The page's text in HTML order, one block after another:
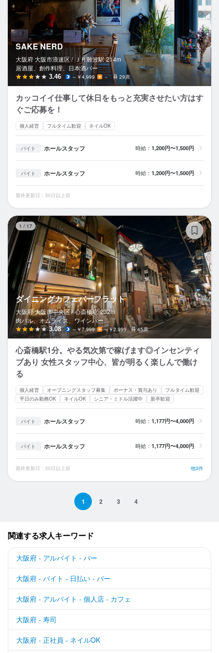
SAKE NERD
大阪府 大阪市浪速区 / ＪＲ難波駅 214m
居酒屋、創作料理、日本酒バー
3.46 ～￥4,999 － 29席
カッコイイ仕事して休日をもっと充実させたい方はす
ぐご応募を！
個人経営 フルタイム歓迎 ネイルOK
バイト ホールスタッフ 時給： 1,200円〜1,500円
バイト ホールスタッフ 時給： 1,200円〜1,500円
最終更新日：30日以上前
1 / 17
ダイニングカフェバーフラット
大阪府 大阪市中央区 / 心斎橋駅 232m
肉バル、オムライス、ワインバー
3.08 ～￥7,999 ～￥2,999 45席
心斎橋駅1分。やる気次第で稼げます◎インセンティ
ブあり 女性スタッフ中心、皆が明るく楽しんで働け
る
個人経営 オープニングスタッフ募集 ボーナス・賞与あり
フルタイム歓迎
平日のみ勤務OK
ネイルOK シニア・ミドル活躍中 新卒歓迎
バイト ホールスタッフ 時給： 1,177円〜4,000円
バイト ホールスタッフ 時給： 1,177円〜4,000円
最終更新日：30日以上前 他3件
1 2 3 4
関連する求人キーワード
大阪府 - アルバイト - バー
大阪府 - バイト - 日払い - バー
大阪府 - アルバイト - 個人店 - カフェ
大阪府 - 寿司
大阪府 - 正社員 - ネイルOK